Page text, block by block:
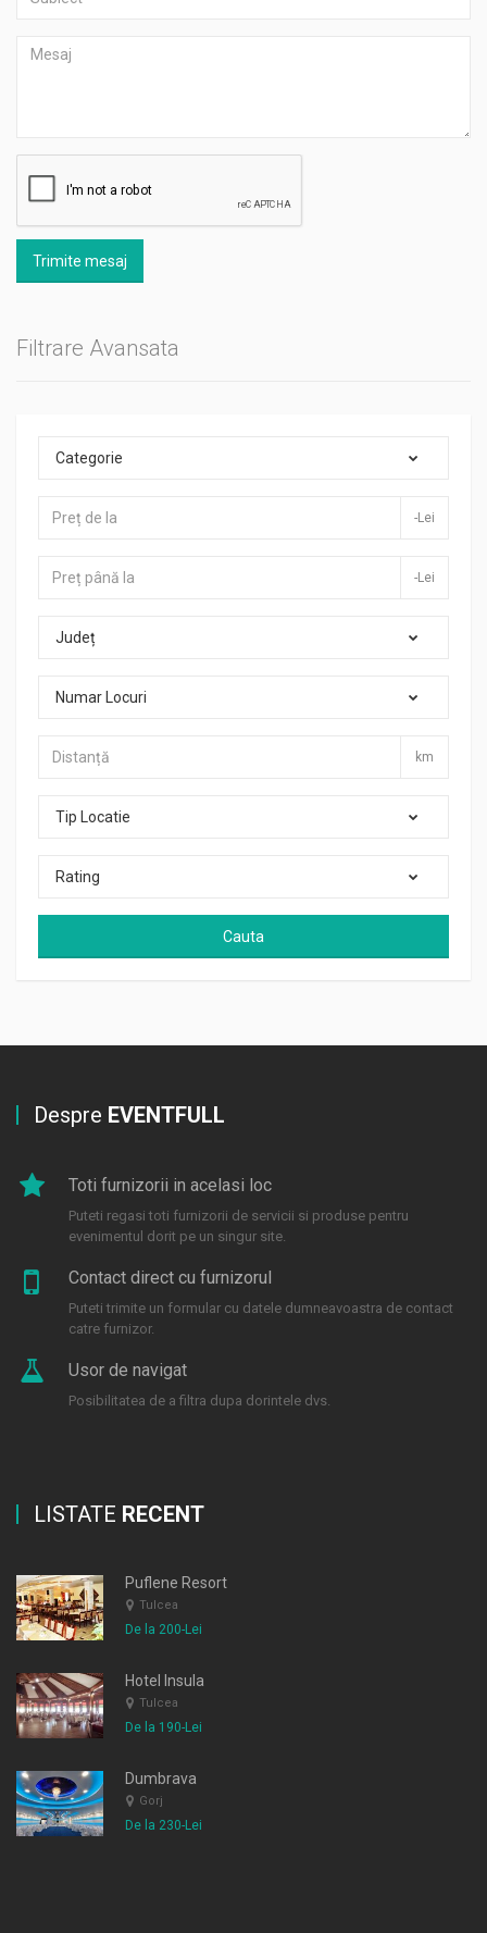
Trimite mesaj
Filtrare Avansata
Categorie
-Lei
-Lei
Județ
Numar Locuri
km
Tip Locatie
Rating
Cauta
Despre EVENTFULL
Toti furnizorii in acelasi loc
Puteti regasi toti furnizorii de servicii si produse pentru
evenimentul dorit pe un singur site.
Contact direct cu furnizorul
Puteti trimite un formular cu datele dumneavoastra de contact
catre furnizor.
Usor de navigat
Posibilitatea de a filtra dupa dorintele dvs.
LISTATE RECENT
Puflene Resort
Tulcea
De la 200-Lei
Hotel Insula
Tulcea
De la 190-Lei
Dumbrava
Gorj
De la 230-Lei